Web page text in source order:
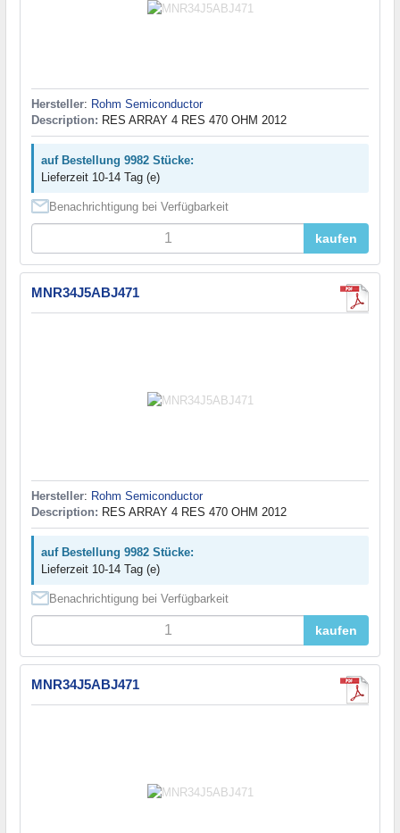
Hersteller: Rohm Semiconductor
Description: RES ARRAY 4 RES 470 OHM 2012
auf Bestellung 9982 Stücke:
Lieferzeit 10-14 Tag (e)
Benachrichtigung bei Verfügbarkeit
kaufen
MNR34J5ABJ471
Hersteller: Rohm Semiconductor
Description: RES ARRAY 4 RES 470 OHM 2012
auf Bestellung 9982 Stücke:
Lieferzeit 10-14 Tag (e)
Benachrichtigung bei Verfügbarkeit
kaufen
MNR34J5ABJ471